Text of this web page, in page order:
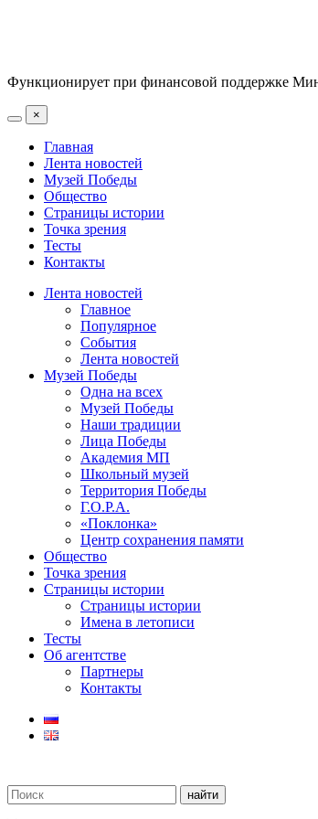
Функционирует при финансовой поддержке
×
Главная
Лента новостей
Музей Победы
Общество
Страницы истории
Точка зрения
Тесты
Контакты
Лента новостей
Главное
Популярное
События
Лента новостей
Музей Победы
Одна на всех
Музей Победы
Наши традиции
Лица Победы
Академия МП
Школьный музей
Территория Победы
Г.О.Р.А.
«Поклонка»
Центр сохранения памяти
Общество
Точка зрения
Страницы истории
Страницы истории
Имена в летописи
Тесты
Об агентстве
Партнеры
Контакты